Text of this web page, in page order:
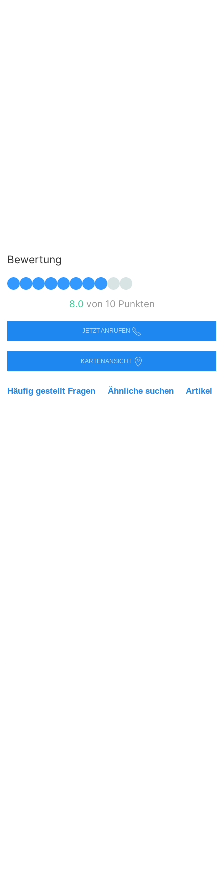
Bewertung
8.0 von 10 Punkten
JETZT ANRUFEN
KARTENANSICHT
Häufig gestellt Fragen Ähnliche suchen Artikel